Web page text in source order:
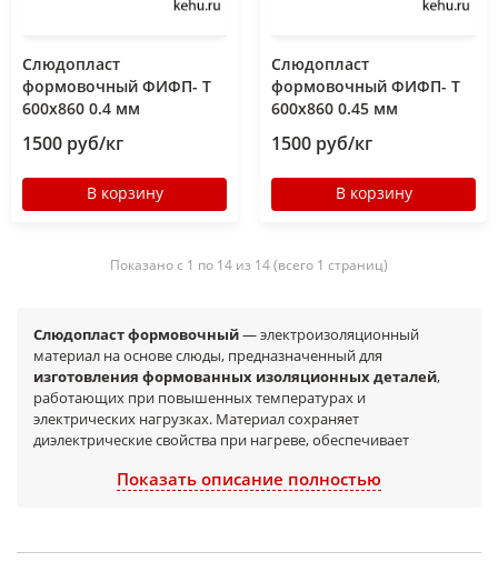
Слюдопласт
формовочный ФИФП- Т
600x860 0.4 мм
1500 руб/кг
В корзину
Слюдопласт
формовочный ФИФП- Т
600x860 0.45 мм
1500 руб/кг
В корзину
Показано с 1 по 14 из 14 (всего 1 страниц)
Слюдопласт формовочный— электроизоляционный
материал на основе слюды, предназначенный для
изготовления формованных изоляционных деталей,
работающих при повышенных температурах и
электрических нагрузках. Материал сохраняет
диэлектрические свойства при нагреве, обеспечивает
заданной формы (втулки, прокладки, элементы
Показать описание полностью